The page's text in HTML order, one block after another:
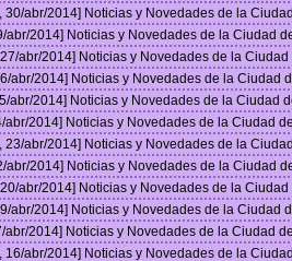
30/abr/2014] Noticias y Novedades de la
abr/2014] Noticias y Novedades de la Ciudad
abr/2014] Noticias y Novedades de la
abr/2014] Noticias y Novedades de la Ciudad
abr/2014] Noticias y Novedades de la Ciudad
abr/2014] Noticias y Novedades de la Ciudad
23/abr/2014] Noticias y Novedades de la
abr/2014] Noticias y Novedades de la Ciudad
abr/2014] Noticias y Novedades de la
abr/2014] Noticias y Novedades de la Ciudad
abr/2014] Noticias y Novedades de la Ciudad
16/abr/2014] Noticias y Novedades de la